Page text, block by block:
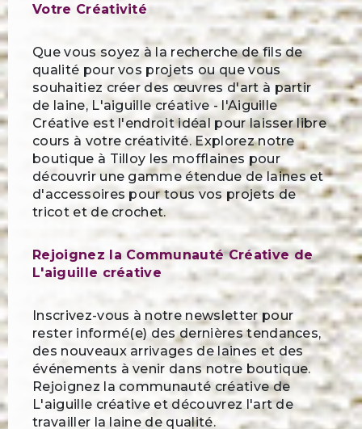
Votre Créativité
Que vous soyez à la recherche de fils de
qualité pour vos projets ou que vous
souhaitiez créer des œuvres d'art à partir
de laine, L'aiguille créative - l'Aiguille
Créative est l'endroit idéal pour laisser libre
cours à votre créativité. Explorez notre
boutique à Tilloy les mofflaines pour
découvrir une gamme étendue de laines et
d'accessoires pour tous vos projets de
tricot et de crochet.
Rejoignez la Communauté Créative de
L'aiguille créative
Inscrivez-vous à notre newsletter pour
rester informé(e) des dernières tendances,
des nouveaux arrivages de laines et des
événements à venir dans notre boutique.
Rejoignez la communauté créative de
L'aiguille créative et découvrez l'art de
travailler la laine de qualité.